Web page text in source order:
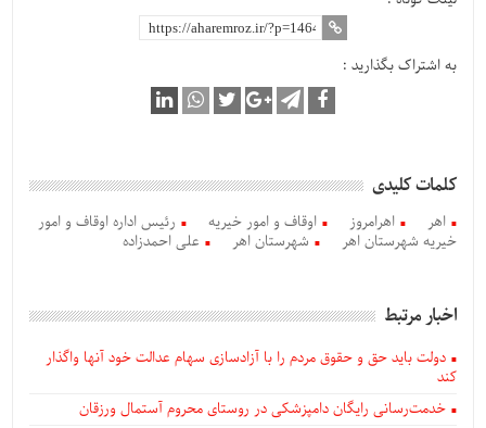
به اشتراک بگذارید :
کلمات کلیدی
اهر اهرامروز اوقاف و امور خیریه
رئیس اداره اوقاف و امور
خیریه شهرستان اهر
شهرستان اهر علی احمدزاده
اخبار مرتبط
دولت باید حق و حقوق مردم را با آزادسازی سهام عدالت خود آنها واگذار
کند
خدمت‌رسانی رایگان دامپزشکی در روستای محروم آستمال ورزقان